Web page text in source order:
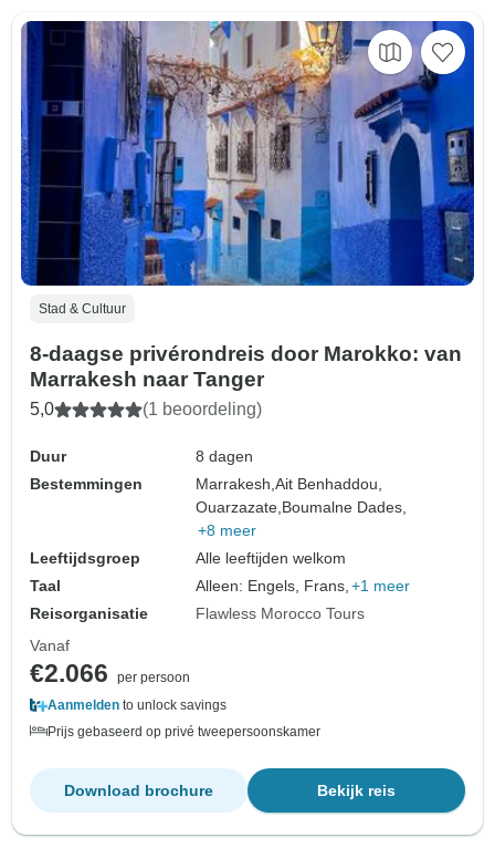
Stad & Cultuur
8-daagse privérondreis door Marokko: van
Marrakesh naar Tanger
5,0 (1 beoordeling)
Duur
8 dagen
Bestemmingen
Marrakesh,Ait Benhaddou,
Ouarzazate, Boumalne Dades,
+8 meer
Leeftijdsgroep
Alle leeftijden welkom
Taal
Alleen: Engels, Frans, +1 meer
Reisorganisatie
Flawless Morocco Tours
Vanaf
€2.066
per persoon
Aanmelden to unlock savings
Prijs gebaseerd op privé tweepersoonskamer
Bekijk reis
Download brochure